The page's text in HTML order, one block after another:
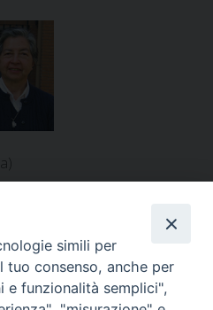
simili per
consenso, anche per
e funzionalità semplici",